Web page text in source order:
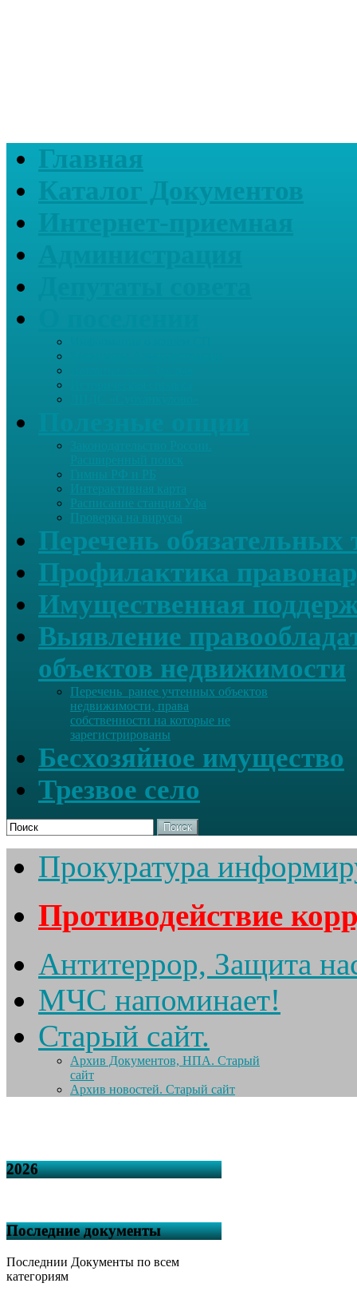
Главная
Каталог Документов
Интерактивная карта
Расписание станция Уфа
Проверка на вирусы
Перечень обязательных
Профилактика
Имущественная
Выявление
объектов недвижимости
Перечень ранее учтенных объектов
недвижимости, права
собственности на которые не
зарегистрированы
Бесхозяйное имущество
Трезвое село
Поиск
Прокуратура
Противодействие
Антитеррор, Защита
МЧС напоминает!
Старый сайт.
Архив Документов, НПА. Старый
сайт
Архив новостей. Старый сайт
2026
Последние документы
Последнии Документы по всем
категориям